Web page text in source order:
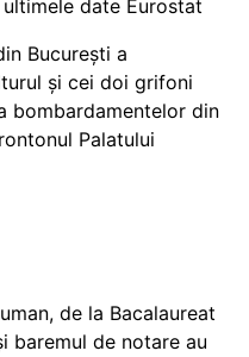
date Eurostat
București a
și cei doi grifoni
bombardamentelor din
Palatului
de la Bacalaureat
baremul de notare au